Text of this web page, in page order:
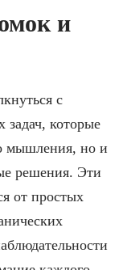
и
с
задач, которые
мышления, но и
решения. Эти
от простых